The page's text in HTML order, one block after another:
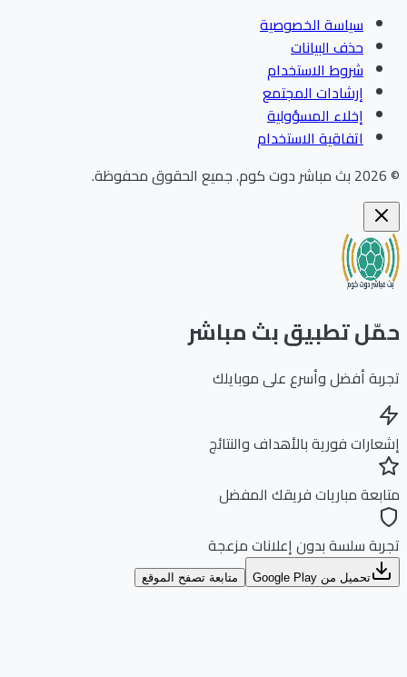
سياسة الخصوصية
حذف البيانات
شروط الاستخدام
إرشادات المجتمع
إخلاء المسؤولية
اتفاقية الاستخدام
بث مباشر دوت كوم.جميع الحقوق محفوظة.
تطبيق بث مباشر
أفضل وأسرع على موبايلك
فورية بالأهداف والنتائج
مباريات فريقك المفضل
سلسة بدون إعلانات مزعجة
تحميل من Google Play متابعة تصفح الموقع